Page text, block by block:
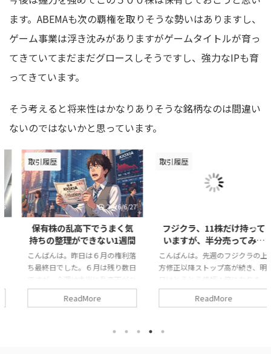
ます。ABEMAも次の覇権を取りそうな勢いはありますし、
ゲーム事業は浮き沈みがありますがゲームタイトルが育っ
てきていてまだまだグロースしそうですし、強力なIPも育
ってきています。
そう考えると将来性はかなりありそうな銘柄なのは間違い
ないのではないかと思っています。
取引履歴
2026/6/27
保有株の乱高下でうまく気
持ちの整理ができない1週間
こんばんは。昨日は６月の権利落
ち最終日でした。６月は残り数日
ですが、今週は本当に乱高下がひ
どかったですね。 この乱高下の
中、キオクシアホールディングス
で買ってみたり、フジクラを一部
ReadMore
取引履歴
フジクラ、11株だけ持って
いますが、半分売ってみよ
うと思います。
こんばんは。先週のフジクラの上
方修正以降ストップ高が続き、明
日はとうとう値幅４倍になりま
す。 フジクラが暴落したときに
この先上方修正を重ねながら株価
ので１株ずつ適当に買っていまし
ReadMore